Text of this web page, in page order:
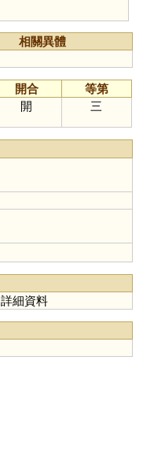
相關異體
開合
等第
開 三
詳細資料